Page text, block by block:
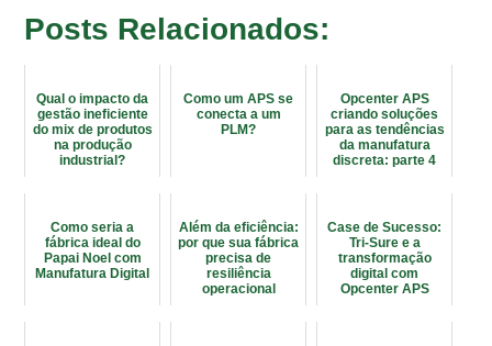
Posts Relacionados:
Qual o impacto da
gestão ineficiente
do mix de produtos
na produção
industrial?
Como um APS se
conecta a um
PLM?
Opcenter APS
criando soluções
para as tendências
da manufatura
discreta: parte 4
Como seria a
fábrica ideal do
Papai Noel com
Manufatura Digital
Além da eficiência:
por que sua fábrica
precisa de
resiliência
operacional
Case de Sucesso:
Tri-Sure e a
transformação
digital com
Opcenter APS